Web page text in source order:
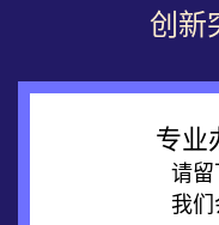
创新
专业
请留
我